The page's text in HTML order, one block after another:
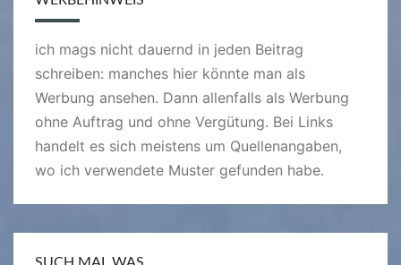
ich mags nicht dauernd in jeden Beitrag
schreiben: manches hier könnte man als
Werbung ansehen. Dann allenfalls als Werbung
ohne Auftrag und ohne Vergütung. Bei Links
handelt es sich meistens um Quellenangaben,
wo ich verwendete Muster gefunden habe.